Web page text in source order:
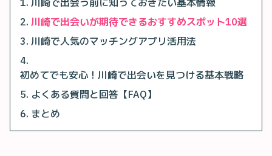
川崎で出会う前に知っておきたい基本情報
川崎で出会いが期待できるおすすめスポット10選
川崎で人気のマッチングアプリ活用法
初めてでも安心！川崎で出会いを見つける基本戦略
よくある質問と回答【FAQ】
まとめ